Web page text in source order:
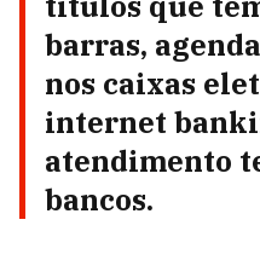
barras,
nos caixas
internet
atendimento
bancos.